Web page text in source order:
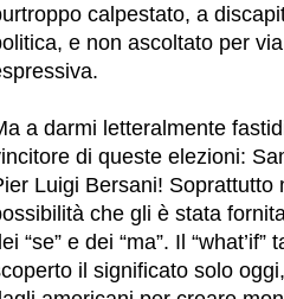
calpestato, a
e non ascoltato per
a darmi letteralmente
di queste elezioni:
Luigi Bersani! Soprattutto
che gli è stata
“se” e dei “ma”. Il
il significato solo